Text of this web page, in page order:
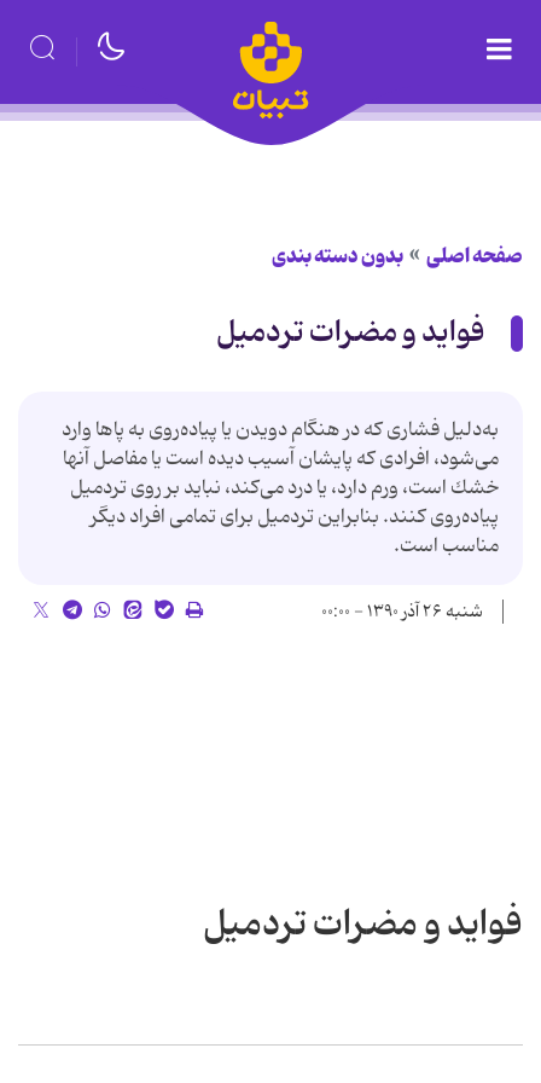
صفحه اصلی بدون دسته بندی
فواید و مضرات تردمیل
به‌دلیل فشاری كه در هنگام دویدن یا پیاده‌روی به پاها وارد
می‌شود، افرادی كه پایشان آسیب دیده است یا مفاصل آنها
خشك است، ورم دارد، یا درد می‌كند، نباید بر روی تردمیل
پیاده‌روی كنند. بنابراین تردمیل برای تمامی افراد دیگر
مناسب است.
شنبه ۲۶ آذر ۱۳۹۰ - ۰۰:۰۰
فواید و مضرات تردمیل